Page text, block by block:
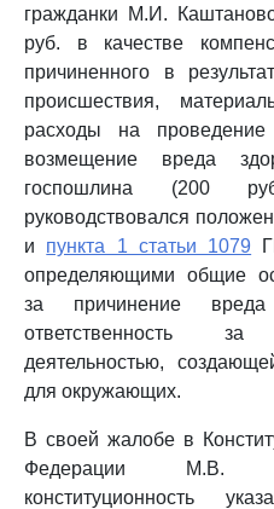
гражданки М.И.
руб. в качестве
причиненного в
происшествия,
расходы на
возмещение вреда
госпошлина (200
руководствовался
и пункта 1 статьи 1079
определяющими общие
за причинение
ответственность
деятельностью,
для окружающих.
В своей жалобе в
Федерации М.В.
конституционность